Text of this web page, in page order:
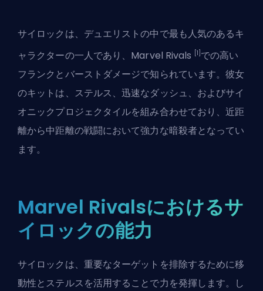
サイロックは、 デュエリストの中で最も人気のあるキ
ャラクターの一人であり、 Marvel Rivals [1] での高い
フランクとバーストダメージで知られています。彼女
のキットは、ステルス、迅速なダッシュ、およびサイ
オニックプロジェクタイルを組み合わせており、近距
離から中距離の戦闘において強力な暗殺者となってい
ます。
Marvel Rivalsにおけるサ
イロックの能力
サイロックは、重要なターゲットを排除するために移
動性とステルスを活用することで力を発揮します。し